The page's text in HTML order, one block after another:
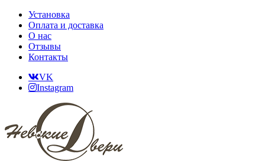
Установка
Оплата и доставка
О нас
Отзывы
Контакты
VK
Instagram